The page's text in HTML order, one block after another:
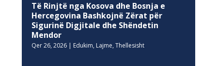
Të Rinjtë nga Kosova dhe Bosnja e
Hercegovina Bashkojnë Zërat për
Sigurinë Digjitale dhe Shëndetin
Mendor
Qer 26, 2026| Edukim, Lajme, Thellesisht